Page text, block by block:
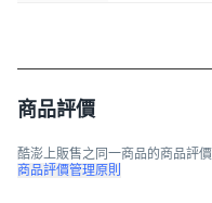
商品評價
酷澎上販售之同一商品的商品評
商品評價管理原則